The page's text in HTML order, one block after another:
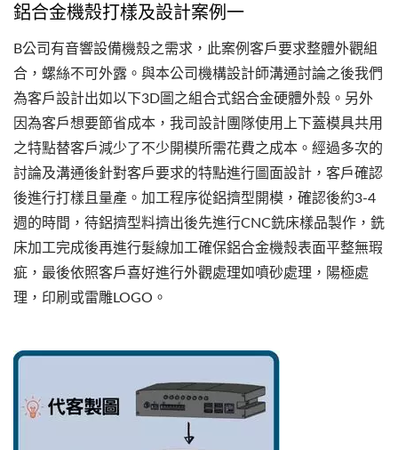
鋁合金機殼打樣及設計案例一
B公司有音響設備機殼之需求，此案例客戶要求整體外觀組
合，螺絲不可外露。與本公司機構設計師溝通討論之後我們
為客戶設計出如以下3D圖之組合式鋁合金硬體外殼。另外
因為客戶想要節省成本，我司設計團隊使用上下蓋模具共用
之特點替客戶減少了不少開模所需花費之成本。經過多次的
討論及溝通後針對客戶要求的特點進行圖面設計，客戶確認
後進行打樣且量產。加工程序從鋁擠型開模，確認後約3-4
週的時間，待鋁擠型料擠出後先進行CNC銑床樣品製作，銑
床加工完成後再進行髮線加工確保鋁合金機殼表面平整無瑕
疵，最後依照客戶喜好進行外觀處理如噴砂處理，陽極處
理，印刷或雷雕LOGO。